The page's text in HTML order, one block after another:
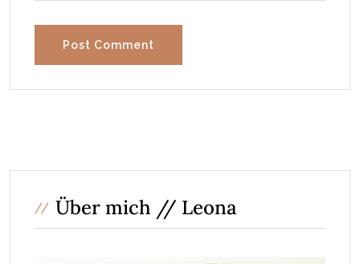
Über mich // Leona